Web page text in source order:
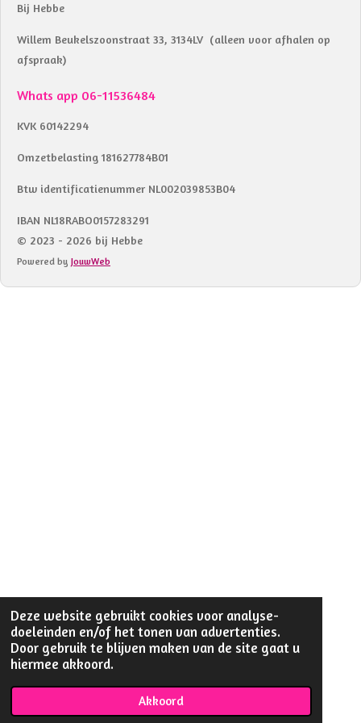
Deze website gebruikt cookies voor analyse-
doeleinden en/of het tonen van advertenties.
Door gebruik te blijven maken van de site gaat u
hiermee akkoord.
Akkoord
Bij Hebbe
Willem Beukelszoonstraat 33, 3134LV (alleen voor afhalen op
afspraak)
Whats app 06-11536484
KVK 60142294
Omzetbelasting 181627784B01
Btw identificatienummer NL002039853B04
IBAN NL18RABO0157283291
© 2023 - 2026 bij Hebbe
Powered by JouwWeb